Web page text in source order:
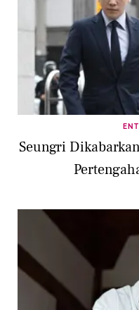
Seungri